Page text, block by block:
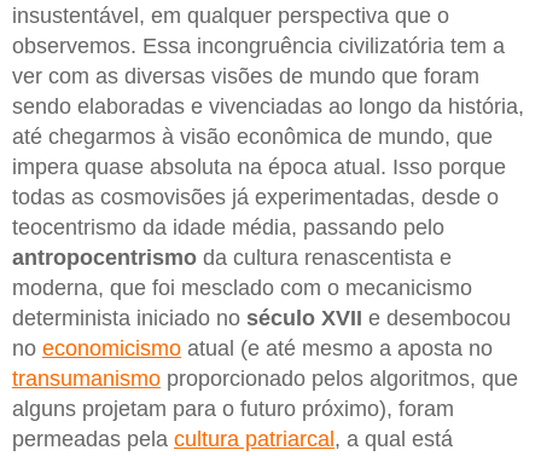
insustentável, em qualquer perspectiva que o
observemos. Essa incongruência civilizatória tem a
ver com as diversas visões de mundo que foram
sendo elaboradas e vivenciadas ao longo da história,
até chegarmos à visão econômica de mundo, que
impera quase absoluta na época atual. Isso porque
todas as cosmovisões já experimentadas, desde o
teocentrismo da idade média, passando pelo
antropocentrismo da cultura renascentista e
moderna, que foi mesclado com o mecanicismo
determinista iniciado no século XVII e desembocou
no economicismo atual (e até mesmo a aposta no
transumanismo proporcionado pelos algoritmos, que
alguns projetam para o futuro próximo), foram
permeadas pela cultura patriarcal , a qual está